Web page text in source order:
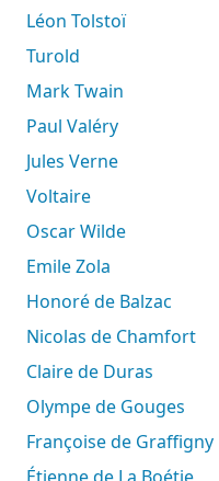
Léon Tolstoï
Turold
Mark Twain
Paul Valéry
Jules Verne
Voltaire
Oscar Wilde
Emile Zola
Honoré de Balzac
Nicolas de Chamfort
Claire de Duras
Olympe de Gouges
Françoise de Graffigny